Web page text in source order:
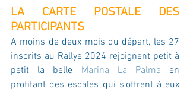
LA CARTE POSTALE DES
PARTICIPANTS
A moins de deux mois du départ, les 27
inscrits au Rallye 2024 rejoignent petit à
petit la belle Marina La Palma en
profitant des escales qui s'offrent à eux